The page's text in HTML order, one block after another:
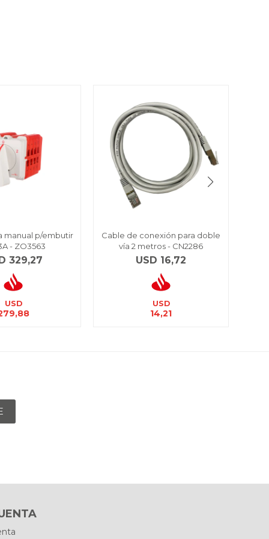
manual p/embutir
- ZO3563
329,27
USD
Cable de conexión para doble
vía 2 metros - CN2286
USD 16,72
USD
14,21